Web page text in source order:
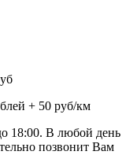
+ 50 руб/км
18:00. В любой день
позвонит Вам